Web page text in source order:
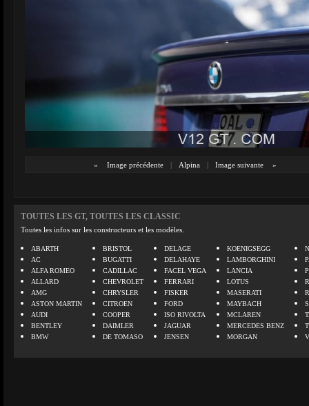
« Image précédente | Alpina | Image suivante »
TOUTES LES GT, TOUTES LES CLASSIC
Toutes les infos sur les constructeurs et les modèles.
ABARTH
AC
ALFA ROMEO
ALLARD
AMG
ASTON MARTIN
AUDI
BENTLEY
BMW
BRISTOL
BUGATTI
CADILLAC
CHEVROLET
CHRYSLER
CITROEN
COOPER
DAIMLER
DE TOMASO
DELAGE
DELAHAYE
FACEL VEGA
FERRARI
FISKER
FORD
ISO RIVOLTA
JAGUAR
JENSEN
KOENIGSEGG
LAMBORGHINI
LANCIA
LOTUS
MASERATI
MAYBACH
MCLAREN
MERCEDES BENZ
MORGAN